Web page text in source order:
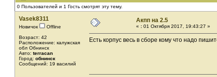
0 Пользователей и 1 Гость смотрят эту тему.
Vasek8311
Новичок
Offline
Возраст: 42
Расположение: калужская
обл Обнинск
Авто: terracan
Город: обнинск
Сообщений: 19 василий
Акпп на 2.5
« : 01 Октября 2017, 19:43:27 »
Есть корпус весь в сборе кому что надо